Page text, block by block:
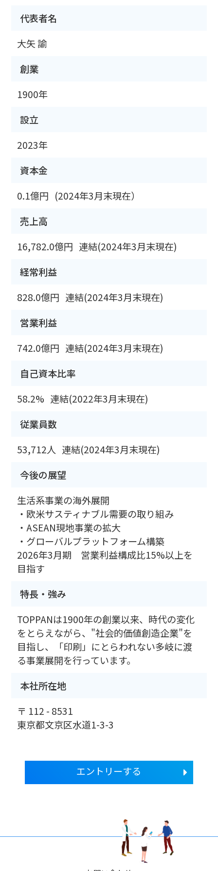
代表者名
大矢 諭
創業
1900年
設立
2023年
資本金
0.1億円 (2024年3月末現在）
売上高
16,782.0億円 連結(2024年3月末現在)
経常利益
828.0億円 連結(2024年3月末現在)
営業利益
742.0億円 連結(2024年3月末現在)
自己資本比率
58.2% 連結(2022年3月末現在)
従業員数
53,712人 連結(2024年3月末現在)
今後の展望
生活系事業の海外展開
・欧米サスティナブル需要の取り組み
・ASEAN現地事業の拡大
・グローバルプラットフォーム構築
2026年3月期 営業利益構成比15%以上を
目指す
特長・強み
TOPPANは1900年の創業以来、時代の変化
をとらえながら、"社会的価値創造企業"を
目指し、「印刷」にとらわれない多岐に渡
る事業展開を行っています。
本社所在地
〒 112 - 8531
東京都文京区水道1-3-3
エントリーする